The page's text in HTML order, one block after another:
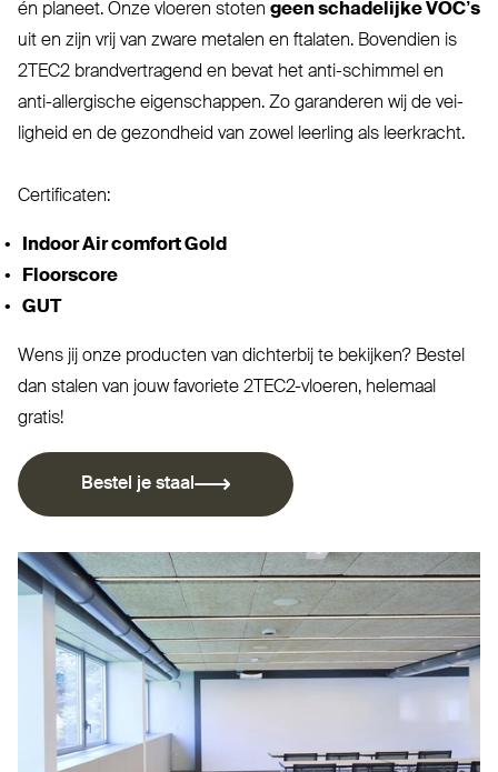
én planeet. Onze vloeren stoten geen scha­delijke VOC’s
uit en zijn vrij van zware metalen en ftalaten. Bovendien is
2TEC2 brand­ver­tragend en bevat het anti-schimmel en
anti-allergische eigen­schappen. Zo garanderen wij de vei­
ligheid en de gezondheid van zowel leerling als leerkracht.
Cer­ti­ficaten:
Indoor Air comfort Gold
Floorscore
GUT
Wens jij onze producten van dichterbij te bekijken? Bestel
dan stalen van jouw favoriete 2TEC2-vloeren, helemaal
gratis!
Bestel je staal